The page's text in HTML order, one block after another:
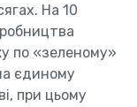
На 10
по «зеленому»
єдиному
при цьому